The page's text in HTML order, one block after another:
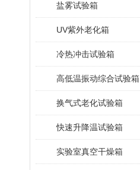
盐雾试验箱
UV紫外老化箱
冷热冲击试验箱
高低温振动综合试验箱
换气式老化试验箱
快速升降温试验箱
实验室真空干燥箱